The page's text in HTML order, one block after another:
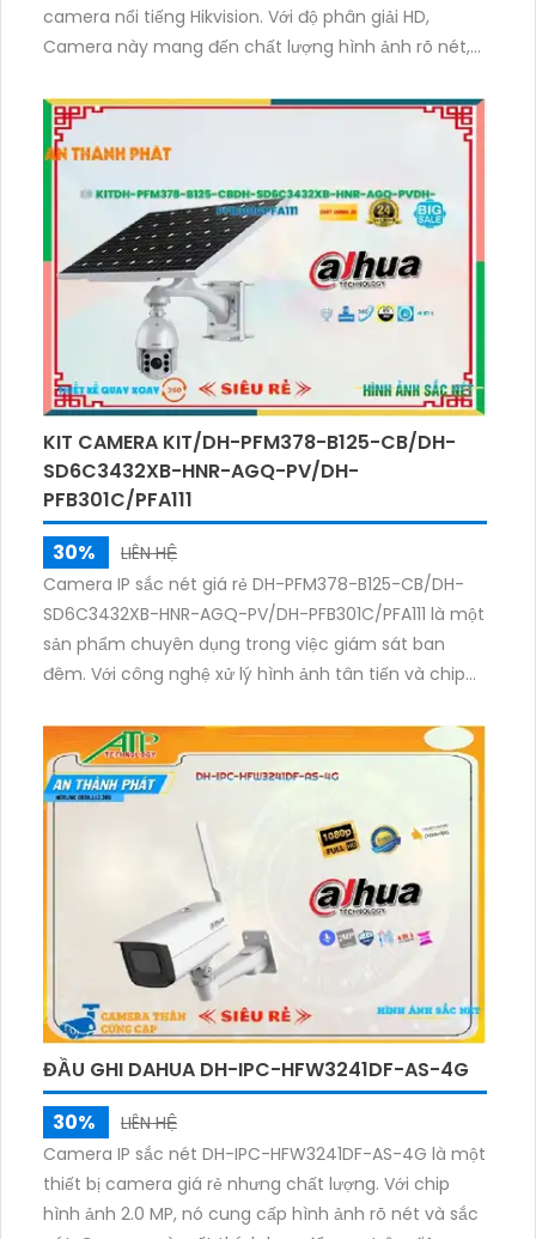
camera nổi tiếng Hikvision. Với độ phân giải HD,
Camera này mang đến chất lượng hình ảnh rõ nét,
truyền tải hình ảnh và âm thanh chất lượng cao qua
mạng internet. Đặc biệt, Camera hỗ trợ công nghệ
4G, cho phép xem trực tiếp từ xa mọi lúc, mọi nơi.
Bên cạnh đó, thiết bị còn được trang bị ống kính
C18S40, cho góc quan sát rộng, theo dõi toàn cảnh.
Sản phẩm thích hợp cho việc giám sát an ninh cho
gia đình hoặc doanh nghiệp.
KIT CAMERA KIT/DH-PFM378-B125-CB/DH-
SD6C3432XB-HNR-AGQ-PV/DH-
PFB301C/PFA111
30%
LIÊN HỆ
Camera IP sắc nét giá rẻ DH-PFM378-B125-CB/DH-
SD6C3432XB-HNR-AGQ-PV/DH-PFB301C/PFA111 là một
sản phẩm chuyên dụng trong việc giám sát ban
đêm. Với công nghệ xử lý hình ảnh tân tiến và chip
lượng hình ảnh sắc nét với độ phân giải 4.0 MP. Hỗ trợ
các chuẩn nén video H.265+/H.265/H.264+/H.264,
camera này cung cấp hiệu suất nén cao để tiết kiệm
băng thông. Đặc biệt, camera còn có chế độ hồng
ngoại SMD với khoảng cách lên đến 150m, giúp quan
sát chuyên dụng về đêm.
ĐẦU GHI DAHUA DH-IPC-HFW3241DF-AS-4G
30%
LIÊN HỆ
Camera IP sắc nét DH-IPC-HFW3241DF-AS-4G là một
thiết bị camera giá rẻ nhưng chất lượng. Với chip
hình ảnh 2.0 MP, nó cung cấp hình ảnh rõ nét và sắc